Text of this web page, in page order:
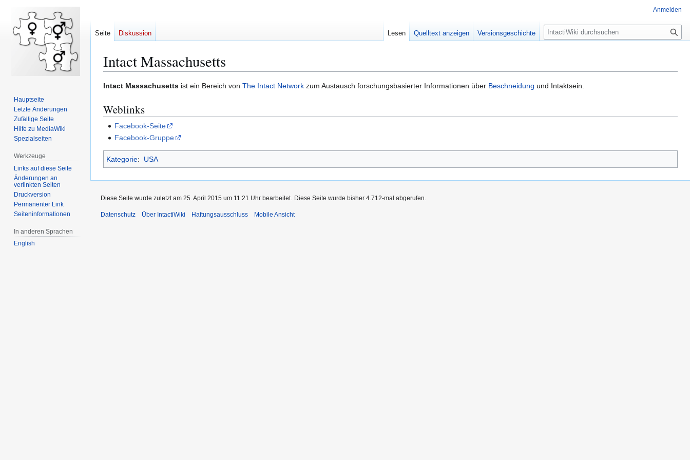
Intact Massachusetts
Zur
springen
Zur
springen
Intact Massachusetts ist ein Bereich von The Intact Network zum Austausch forschungsbasierter Informationen über Beschneidung und Intaktsein.
Weblinks
Facebook-Seite
Facebook-Gruppe
Kategorie: USA
Anmelden
Seite Diskussion Lesen Quelltext anzeigen Versionsgeschichte
S
u
e
Hauptseite
Letzte Änderungen
Zufällige Seite
Hilfe zu MediaWiki
Spezialseiten
Werkzeuge
Links auf diese Seite
Änderungen an
verlinkten Seiten
Druckversion
Permanenter Link
Seiten­­informationen
In anderen Sprachen
English
Diese Seite wurde zuletzt am 25. April 2015 um 11:21 Uhr bearbeitet. Diese Seite wurde bisher 4.712-mal abgerufen.
Datenschutz Über IntactiWiki Haftungsausschluss Mobile Ansicht